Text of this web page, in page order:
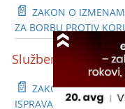
📄 ZAKON O
ZA BORBU PROTIV
Službeni broj 81/
📄 ZAKON O
ISPRAVAMA ("Sl.